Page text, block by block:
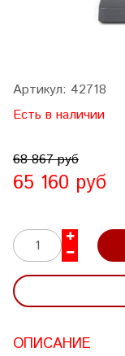
Артикул: 42718
Есть в наличии
68 867 руб
65 160 руб
ОПИСАНИЕ